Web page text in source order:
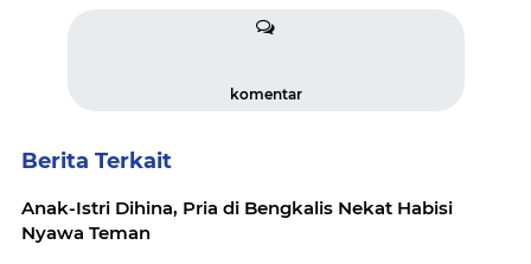
komentar
Berita Terkait
Anak-Istri Dihina, Pria di Bengkalis Nekat Habisi
Nyawa Teman